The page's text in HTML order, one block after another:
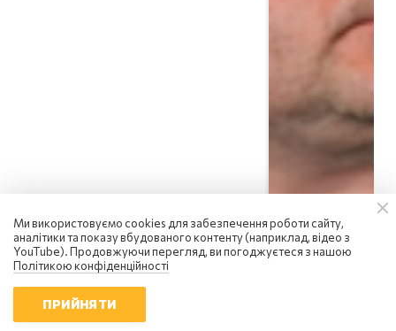
Ми використовуємо cookies для забезпечення роботи сайту,
аналітики та показу вбудованого контенту (наприклад, відео з
YouTube). Продовжуючи перегляд, ви погоджуєтеся з нашою
Політикою конфіденційності
ПРИЙНЯТИ